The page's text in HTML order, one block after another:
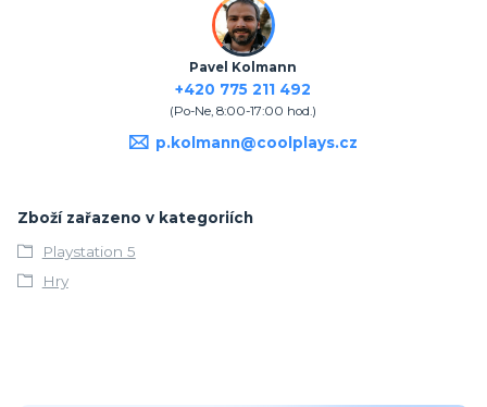
Pavel Kolmann
+420 775 211 492
(Po-Ne, 8:00-17:00 hod.)
p.kolmann@coolplays.cz
Zboží zařazeno v kategoriích
Playstation 5
Hry